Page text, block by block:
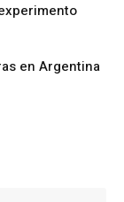
en Argentina